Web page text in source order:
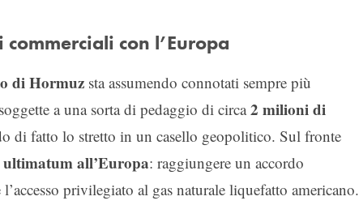
con l’Europa
di Hormuz sta assumendo connotati sempre più
a una sorta di pedaggio di circa2 milioni di
di fatto lo stretto in un casello geopolitico. Sul fronte
ultimatum all’Europa: raggiungere un accordo
privilegiato al gas naturale liquefatto americano.